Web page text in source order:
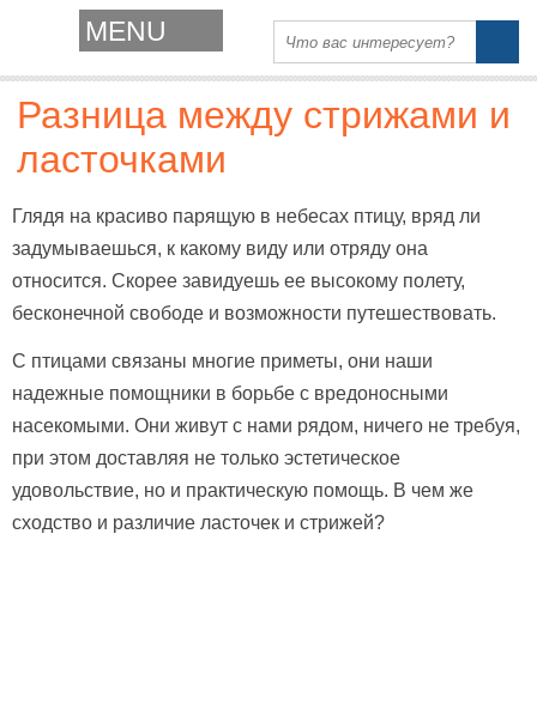
MENU
Разница между стрижами и
ласточками
Глядя на красиво парящую в небесах птицу, вряд ли
задумываешься, к какому виду или отряду она
относится. Скорее завидуешь ее высокому полету,
бесконечной свободе и возможности путешествовать.
С птицами связаны многие приметы, они наши
надежные помощники в борьбе с вредоносными
насекомыми. Они живут с нами рядом, ничего не требуя,
при этом доставляя не только эстетическое
удовольствие, но и практическую помощь. В чем же
сходство и различие ласточек и стрижей?